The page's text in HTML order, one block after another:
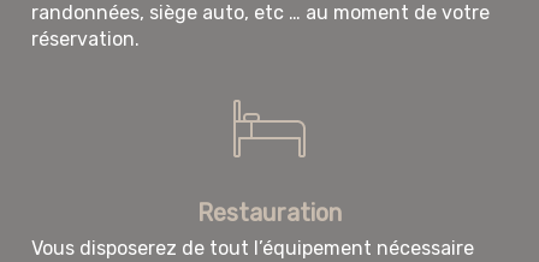
randonnées, siège auto, etc … au moment de votre
réservation.
Restauration
Vous disposerez de tout l’équipement nécessaire